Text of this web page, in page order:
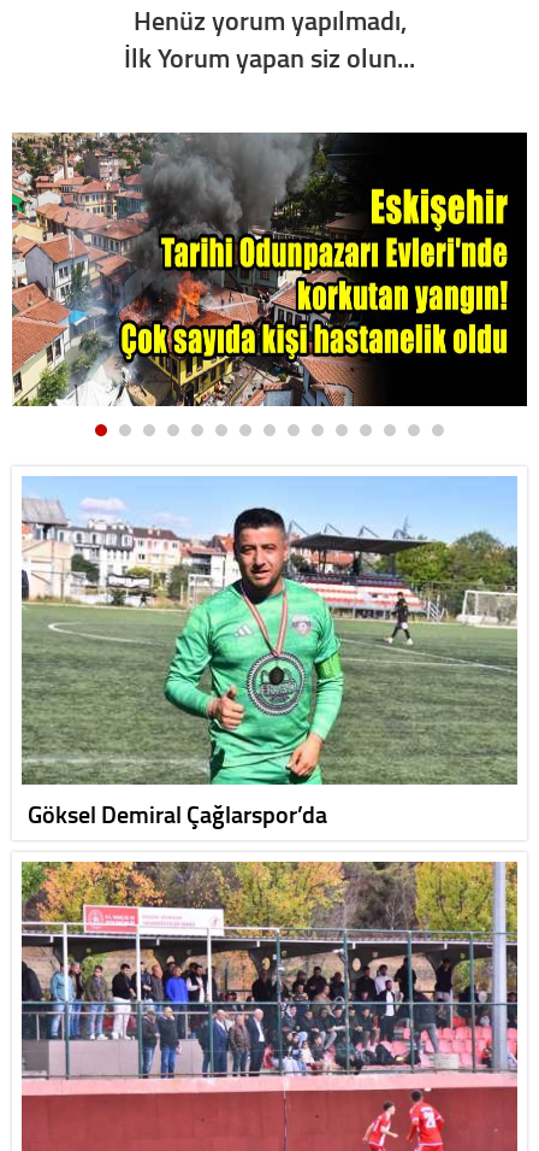
Henüz yorum yapılmadı,
İlk Yorum yapan siz olun...
Göksel Demiral Çağlarspor’da